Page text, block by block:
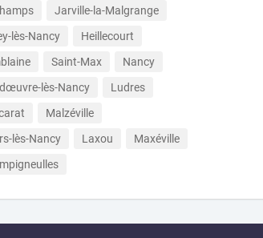
Jarville-la-Malgrange
lès-Nancy
Heillecourt
Saint-Max
Nancy
lès-Nancy
Ludres
Malzéville
lès-Nancy
Laxou
Maxéville